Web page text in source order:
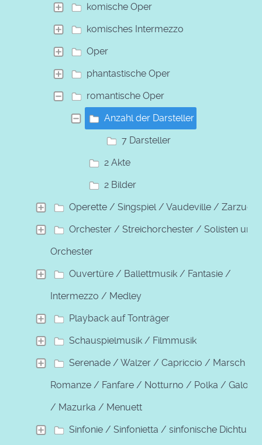
komische Oper
komisches Intermezzo
Oper
phantastische Oper
romantische Oper
Anzahl der Darsteller
7 Darsteller
2 Akte
2 Bilder
Operette / Singspiel / Vaudeville / Zarzuela
Orchester / Streichorchester / Solisten und
Orchester
Ouvertüre / Ballettmusik / Fantasie /
Intermezzo / Medley
Playback auf Tonträger
Schauspielmusik / Filmmusik
Serenade / Walzer / Capriccio / Marsch /
Romanze / Fanfare / Notturno / Polka / Galopp
/ Mazurka / Menuett
Sinfonie / Sinfonietta / sinfonische Dichtung